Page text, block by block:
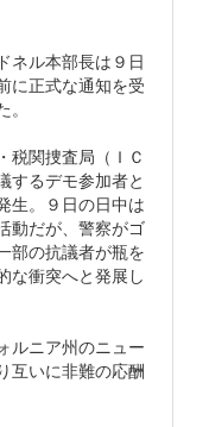
ル本部長は９日
に正式な通知を受
関捜査局（ＩＣ
するデモ参加者と
生。９日の日中は
動だが、警察がゴ
部の抗議者が瓶を
な衝突へと発展し
ニア州のニュー
互いに非難の応酬